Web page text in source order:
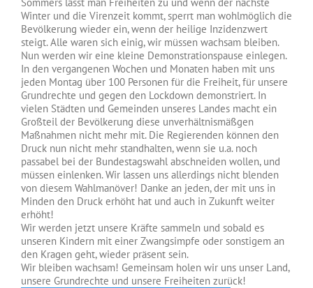
Winter und die Virenzeit kommt, sperrt man wohlmöglich die
Bevölkerung wieder ein, wenn der heilige Inzidenzwert
steigt. Alle waren sich einig, wir müssen wachsam bleiben.
Nun werden wir eine kleine Demonstrationspause einlegen.
In den vergangenen Wochen und Monaten haben mit uns
jeden Montag über 100 Personen für die Freiheit, für unsere
Grundrechte und gegen den Lockdown demonstriert. In
vielen Städten und Gemeinden unseres Landes macht ein
Großteil der Bevölkerung diese unverhältnismäßgen
Maßnahmen nicht mehr mit. Die Regierenden können den
Druck nun nicht mehr standhalten, wenn sie u.a. noch
passabel bei der Bundestagswahl abschneiden wollen, und
müssen einlenken. Wir lassen uns allerdings nicht blenden
von diesem Wahlmanöver! Danke an jeden, der mit uns in
Minden den Druck erhöht hat und auch in Zukunft weiter
erhöht!
Wir werden jetzt unsere Kräfte sammeln und sobald es
unseren Kindern mit einer Zwangsimpfe oder sonstigem an
den Kragen geht, wieder präsent sein.
Wir bleiben wachsam! Gemeinsam holen wir uns unser Land,
unsere Grundrechte und unsere Freiheiten zurück!